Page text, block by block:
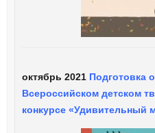
октябрь 2021 Подготовка
Всероссийском детском
конкурсе «Удивительный